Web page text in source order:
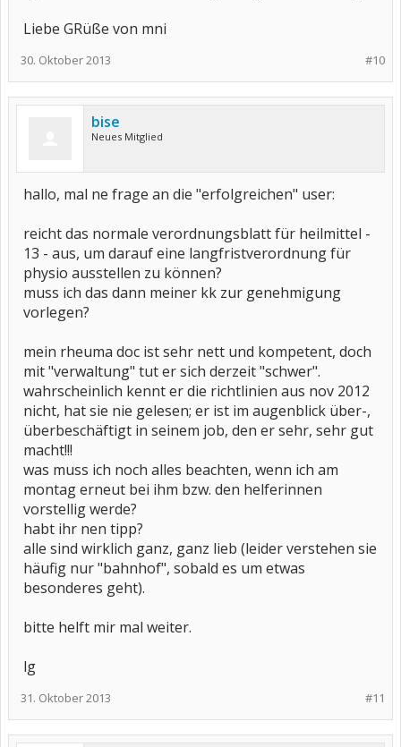
Liebe GRüße von mni
#10
30. Oktober 2013
bise
Neues Mitglied
hallo, mal ne frage an die "erfolgreichen" user:
reicht das normale verordnungsblatt für heilmittel -
13 - aus, um darauf eine langfristverordnung für
physio ausstellen zu können?
muss ich das dann meiner kk zur genehmigung
vorlegen?
mein rheuma doc ist sehr nett und kompetent, doch
mit "verwaltung" tut er sich derzeit "schwer".
wahrscheinlich kennt er die richtlinien aus nov 2012
nicht, hat sie nie gelesen; er ist im augenblick über-,
überbeschäftigt in seinem job, den er sehr, sehr gut
macht!!!
was muss ich noch alles beachten, wenn ich am
montag erneut bei ihm bzw. den helferinnen
vorstellig werde?
habt ihr nen tipp?
alle sind wirklich ganz, ganz lieb (leider verstehen sie
häufig nur "bahnhof", sobald es um etwas
besonderes geht).
bitte helft mir mal weiter.
lg
#11
31. Oktober 2013